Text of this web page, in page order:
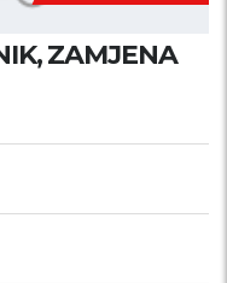
ZAMJENA